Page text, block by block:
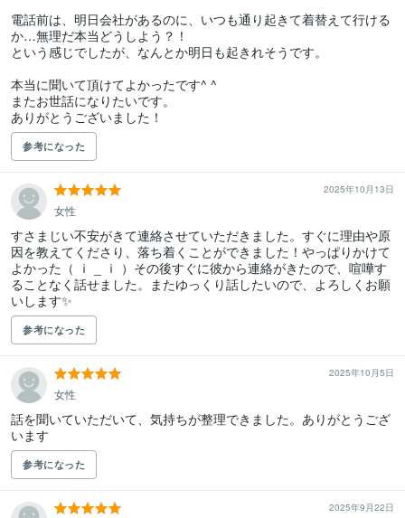
電話前は、明日会社があるのに、いつも通り起きて着替えて行ける
か…無理だ本当どうしよう？！
という感じでしたが、なんとか明日も起きれそうです。
本当に聞いて頂けてよかったです^ ^
またお世話になりたいです。
参考になった
2025年10月13日
女性
すさまじい不安がきて連絡させていただきました。すぐに理由や原
因を教えてくださり、落ち着くことができました！やっぱりかけて
よかった（ ｉ _ ｉ ）その後すぐに彼から連絡がきたので、喧嘩す
ることなく話せました。またゆっくり話したいので、よろしくお願
いします✨
参考になった
2025年10月5日
女性
話を聞いていただいて、気持ちが整理できました。ありがとうござ
います
参考になった
2025年9月22日